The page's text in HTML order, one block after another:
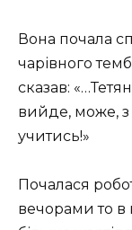
Вона почала
чарівного
сказав:
вийде, може, з
учитись!»
Почалася
вечорами то в